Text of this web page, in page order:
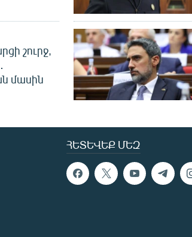
շուրջ,
մասին
ՀԵՏԵՎԵՔ ՄԵԶ